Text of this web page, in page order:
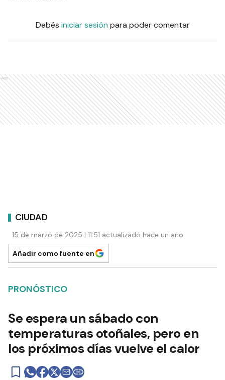
Debés iniciar sesión para poder comentar
Ads
CIUDAD
15 de marzo de 2025 | 11:51 actualizado hace un año
Añadir como fuente en
PRONÓSTICO
Se espera un sábado con
temperaturas otoñales, pero en
los próximos días vuelve el calor